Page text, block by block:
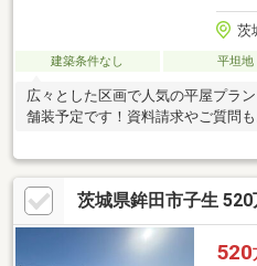
茨
建築条件なし 平坦地
広々とした区画で人気の平屋プラ
舗装予定です！資料請求やご質問も
茨城県鉾田市子生 520
520